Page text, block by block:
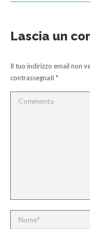
Lascia un
Il tuo indirizzo email non
contrassegnati*
Commento
Nome *